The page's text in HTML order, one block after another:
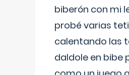
biberón con mi
probé varias
calentando las
daldole en bibe